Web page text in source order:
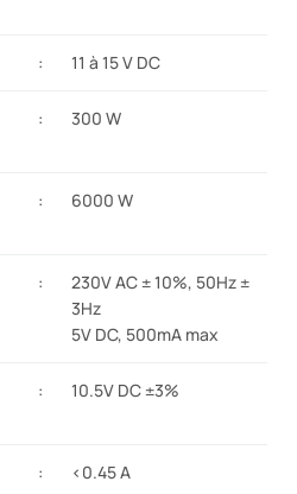
: 11 à 15 V DC
: 300 W
: 6000 W
:
230V AC ± 10%, 50Hz ±
3Hz
5V DC, 500mA max
: 10.5V DC ±3%
: <0.45 A